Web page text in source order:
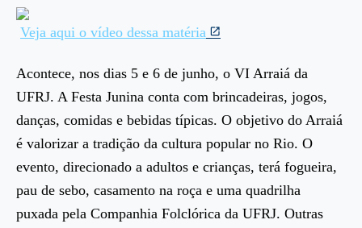
Veja aqui o vídeo dessa matéria
Acontece, nos dias 5 e 6 de junho, o VI Arraiá da
UFRJ. A Festa Junina conta com brincadeiras, jogos,
danças, comidas e bebidas típicas. O objetivo do Arraiá
é valorizar a tradição da cultura popular no Rio. O
evento, direcionado a adultos e crianças, terá fogueira,
pau de sebo, casamento na roça e uma quadrilha
puxada pela Companhia Folclórica da UFRJ. Outras